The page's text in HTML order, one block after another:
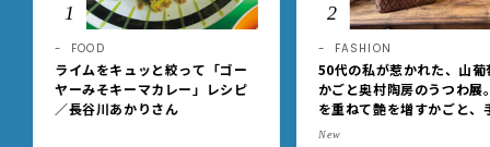
1
FOOD
ライムをキュッと絞って「ゴー
ヤーみそキーマカレー」レシピ
／長谷川あかりさん
2
FASHION
50代の私が惹かれた、山葡
かごと奥村陶房のうつわ展
を重ねて艶を増すかごと、
事の美しさに出会いました
New